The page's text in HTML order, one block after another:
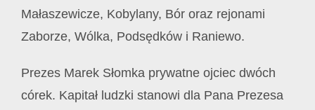
Małaszewicze, Kobylany, Bór oraz rejonami
Zaborze, Wólka, Podsędków i Raniewo.
Prezes Marek Słomka prywatne ojciec dwóch
córek. Kapitał ludzki stanowi dla Pana Prezesa